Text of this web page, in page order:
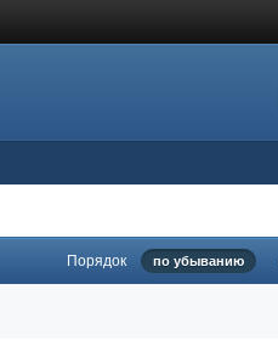
Порядок по убыванию